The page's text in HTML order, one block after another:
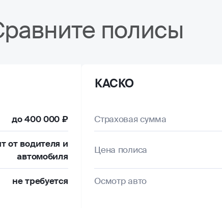
полисы
до 400 000 ₽
от водителя и
автомобиля
не требуется
КАСКО
Страховая сумма
Цена полиса
Осмотр авто